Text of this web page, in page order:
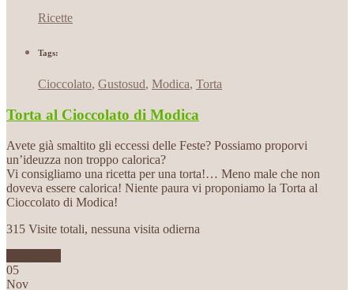
Ricette
Tags:
Cioccolato, Gustosud, Modica, Torta
Torta al Cioccolato di Modica
Avete già smaltito gli eccessi delle Feste? Possiamo proporvi
un’ideuzza non troppo calorica?
Vi consigliamo una ricetta per una torta!… Meno male che non
doveva essere calorica! Niente paura vi proponiamo la Torta al
Cioccolato di Modica!
315 Visite totali, nessuna visita odierna
05
Nov